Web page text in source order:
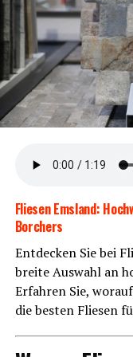
Der
gen­freie und
tet weni­ger
KOGA Evia
Opti­ma­ler
Flie­sen Ems­land:
Borchers
Ent­de­cken Sie bei
brei­te Aus­wahl an
Erfah­ren Sie,
die bes­ten Flie­sen